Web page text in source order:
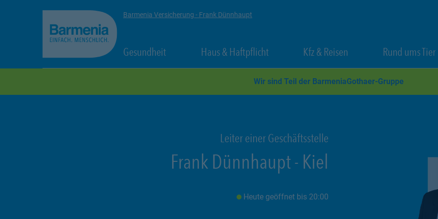
Barmenia Versicherung - Frank Dünnhaupt
Gesundheit Link Opens in New Tab
Haus & HaftpflichtLink Opens in New Tab
Kfz & Reisen Link Opens in New Tab
Rund ums Tier
Wir sind Teil der BarmeniaGothaer-Gruppe
Leiter einer Geschäftsstelle
Frank Dünnhaupt- Kiel
Heute geöffnet bis 20:00